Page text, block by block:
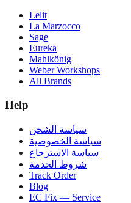
Lelit
La Marzocco
Sage
Eureka
Mahlkönig
Weber Workshops
All Brands
Help
سياسة الشحن
سياسة الخصوصية
سياسة الاسترجاع
شروط الخدمة
Track Order
Blog
EC Fix — Service